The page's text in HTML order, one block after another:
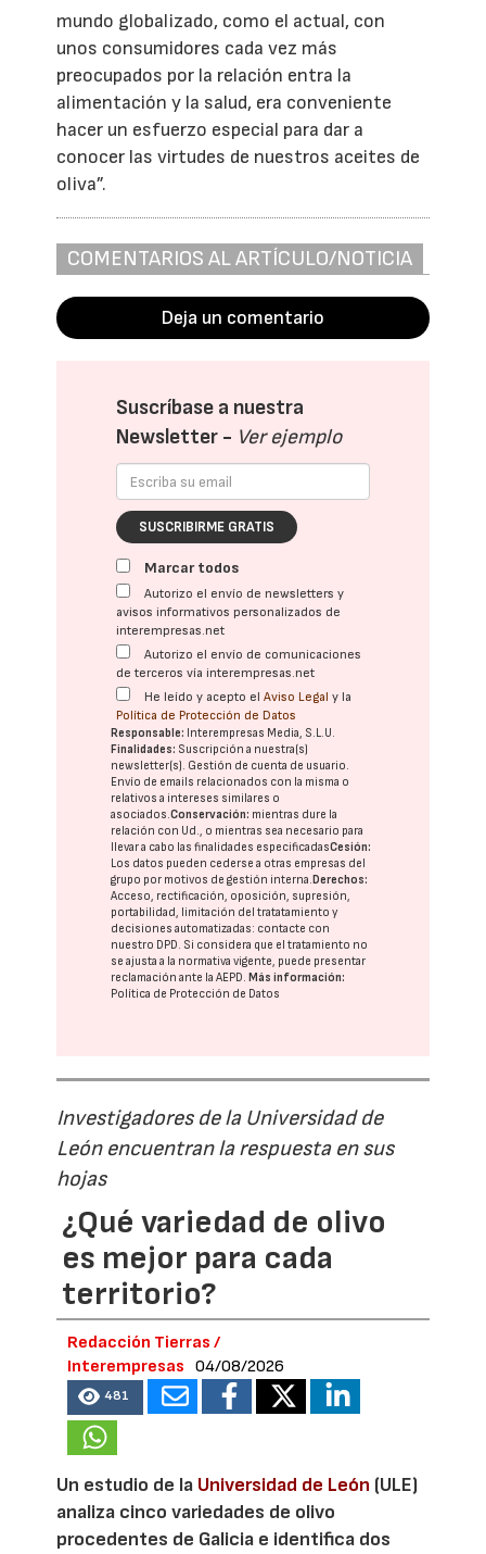
mundo globalizado, como el actual, con
unos consumidores cada vez más
preocupados por la relación entra la
alimentación y la salud, era conveniente
hacer un esfuerzo especial para dar a
conocer las virtudes de nuestros aceites de
oliva”.
COMENTARIOS AL ARTÍCULO/NOTICIA
Deja un comentario
Suscríbase a nuestra
Newsletter - Ver ejemplo
SUSCRIBIRME GRATIS
Marcar todos
Autorizo el envío de newsletters y
avisos informativos personalizados de
interempresas.net
Autorizo el envío de comunicaciones
de terceros vía interempresas.net
He leído y acepto elAviso Legal y la
Política de Protección de Datos
Responsable: Interempresas Media, S.L.U.
Finalidades: Suscripción a nuestra(s)
newsletter(s). Gestión de cuenta de usuario.
Envío de emails relacionados con la misma o
relativos a intereses similares o
asociados.Conservación: mientras dure la
relación con Ud., o mientras sea necesario para
llevar a cabo las finalidades especificadasCesión:
Los datos pueden cederse a otras empresas del
grupo por motivos de gestión interna. Derechos:
Acceso, rectificación, oposición, supresión,
portabilidad, limitación del tratatamiento y
decisiones automatizadas: contacte con
nuestro DPD. Si considera que el tratamiento no
se ajusta a la normativa vigente, puede presentar
reclamación ante laAEPD. Más información:
Política de Protección de Datos
Investigadores de la Universidad de
León encuentran la respuesta en sus
hojas
¿Qué variedad de olivo
es mejor para cada
territorio?
Redacción Tierras /
Interempresas
04/08/2026
481
Un estudio de la Universidad de León (ULE)
analiza cinco variedades de olivo
procedentes de Galicia e identifica dos